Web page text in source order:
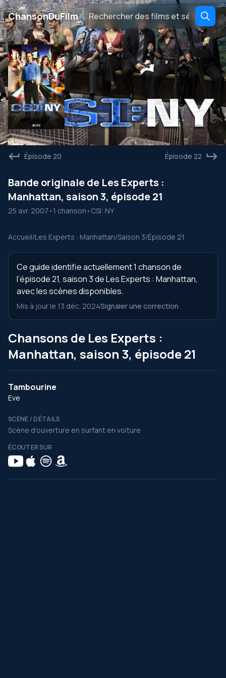
ChansonDuFilm․
Épisode 20 Épisode 22
Bande originale de Les Experts :
Manhattan, saison 3, épisode 21
25 avr. 2007 • 1 chanson • CSI: NY
Accueil/Les Experts : Manhattan/Saison 3/Épisode 21
Ce guide identifie actuellement 1 chanson de
l’épisode 21, saison 3 de Les Experts : Manhattan,
avec les scènes disponibles.
Mis à jour le 13 déc. 2024Signaler une correction
Chansons de Les Experts :
Manhattan, saison 3, épisode 21
Tambourine
Eve
SCÈNE / DÉTAILS
Scène d’ouverture en surfant en voiture
ÉCOUTER SUR